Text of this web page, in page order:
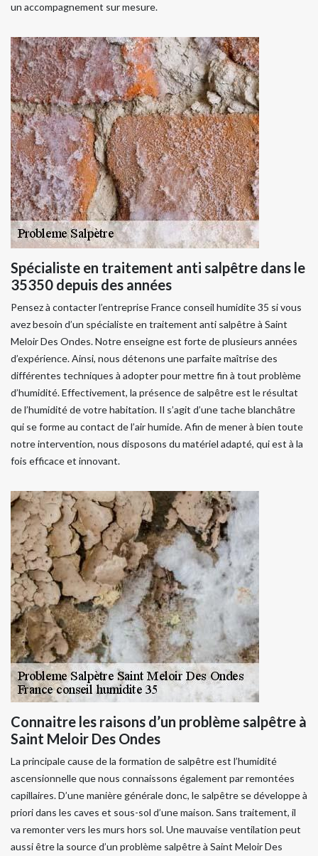
un accompagnement sur mesure.
Spécialiste en traitement anti salpêtre dans le
35350 depuis des années
Pensez à contacter l’entreprise France conseil humidite 35 si vous
avez besoin d’un spécialiste en traitement anti salpêtre à Saint
Meloir Des Ondes. Notre enseigne est forte de plusieurs années
d’expérience. Ainsi, nous détenons une parfaite maîtrise des
différentes techniques à adopter pour mettre fin à tout problème
d’humidité. Effectivement, la présence de salpêtre est le résultat
de l’humidité de votre habitation. Il s’agit d’une tache blanchâtre
qui se forme au contact de l’air humide. Afin de mener à bien toute
notre intervention, nous disposons du matériel adapté, qui est à la
fois efficace et innovant.
Connaitre les raisons d’un problème salpêtre à
Saint Meloir Des Ondes
La principale cause de la formation de salpêtre est l’humidité
ascensionnelle que nous connaissons également par remontées
capillaires. D’une manière générale donc, le salpêtre se développe à
priori dans les caves et sous-sol d’une maison. Sans traitement, il
va remonter vers les murs hors sol. Une mauvaise ventilation peut
aussi être la source d’un problème salpêtre à Saint Meloir Des